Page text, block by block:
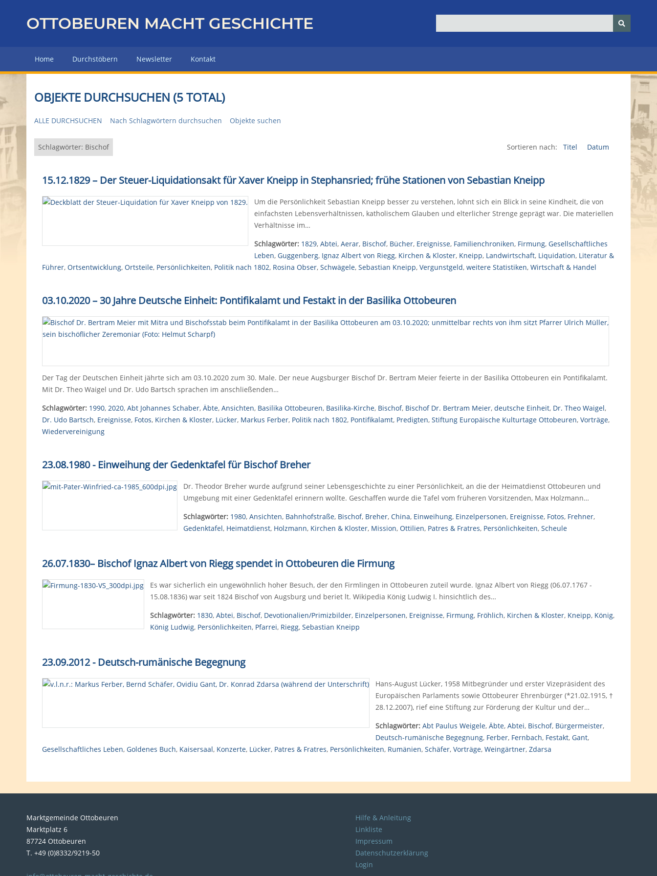
z
r
H
u
p
e
OTTOBEUREN MACHT GESCHICHTE
Home Durchstöbern Newsletter Kontakt
OBJEKTE DURCHSUCHEN (5 TOTAL)
ALLE DURCHSUCHEN Nach Schlagwörtern durchsuchen Objekte suchen
Schlagwörter: Bischof Sortieren nach: Titel Datum
15.12.1829 – Der Steuer-Liquidationsakt für Xaver Kneipp in Stephansried; frühe Stationen von Sebastian Kneipp
Um die Persönlichkeit Sebastian Kneipp besser zu verstehen, lohnt sich ein Blick in seine Kindheit, die von
einfachsten Lebensverhältnissen, katholischem Glauben und elterlicher Strenge geprägt war. Die materiellen
Verhältnisse im…
Schlagwörter: 1829, Abtei, Aerar, Bischof, Bücher, Ereignisse, Familienchroniken, Firmung, Gesellschaftliches
Leben, Guggenberg, Ignaz Albert von Riegg, Kirchen & Kloster, Kneipp, Landwirtschaft, Liquidation, Literatur &
Führer, Ortsentwicklung, Ortsteile, Persönlichkeiten, Politik nach 1802, Rosina Obser, Schwägele, Sebastian Kneipp, Vergunstgeld, weitere Statistiken, Wirtschaft & Handel
03.10.2020 – 30 Jahre Deutsche Einheit: Pontifikalamt und Festakt in der Basilika Ottobeuren
Der Tag der Deutschen Einheit jährte sich am 03.10.2020 zum 30. Male. Der neue Augsburger Bischof Dr. Bertram Meier feierte in der Basilika Ottobeuren ein Pontifikalamt.
Mit Dr. Theo Waigel und Dr. Udo Bartsch sprachen im anschließenden…
Schlagwörter: 1990, 2020, Abt Johannes Schaber, Äbte, Ansichten, Basilika Ottobeuren, Basilika-Kirche, Bischof, Bischof Dr. Bertram Meier, deutsche Einheit, Dr. Theo Waigel,
Dr. Udo Bartsch, Ereignisse, Fotos, Kirchen & Kloster, Lücker, Markus Ferber, Politik nach 1802, Pontifikalamt, Predigten, Stiftung Europäische Kulturtage Ottobeuren, Vorträge,
Wiedervereinigung
23.08.1980 - Einweihung der Gedenktafel für Bischof Breher
Dr. Theodor Breher wurde aufgrund seiner Lebensgeschichte zu einer Persönlichkeit, an die der Heimatdienst Ottobeuren und
Umgebung mit einer Gedenktafel erinnern wollte. Geschaffen wurde die Tafel vom früheren Vorsitzenden, Max Holzmann…
Schlagwörter: 1980, Ansichten, Bahnhofstraße, Bischof, Breher, China, Einweihung, Einzelpersonen, Ereignisse, Fotos, Frehner,
Gedenktafel, Heimatdienst, Holzmann, Kirchen & Kloster, Mission, Ottilien, Patres & Fratres, Persönlichkeiten, Scheule
26.07.1830–Bischof Ignaz Albert von Riegg spendet in Ottobeuren die Firmung
Es war sicherlich ein ungewöhnlich hoher Besuch, der den Firmlingen in Ottobeuren zuteil wurde. Ignaz Albert von Riegg (06.07.1767 -
15.08.1836) war seit 1824 Bischof von Augsburg und beriet lt. Wikipedia König Ludwig I. hinsichtlich des…
Schlagwörter: 1830, Abtei, Bischof, Devotionalien/Primizbilder, Einzelpersonen, Ereignisse, Firmung, Fröhlich, Kirchen & Kloster, Kneipp, König,
König Ludwig, Persönlichkeiten, Pfarrei, Riegg, Sebastian Kneipp
23.09.2012 - Deutsch-rumänische Begegnung
Hans-August Lücker, 1958 Mitbegründer und erster Vizepräsident des
Europäischen Parlaments sowie Ottobeurer Ehrenbürger (*21.02.1915, †
28.12.2007), rief eine Stiftung zur Förderung der Kultur und der…
Schlagwörter: Abt Paulus Weigele, Äbte, Abtei, Bischof, Bürgermeister,
Deutsch-rumänische Begegnung, Ferber, Fernbach, Festakt, Gant,
Gesellschaftliches Leben, Goldenes Buch, Kaisersaal, Konzerte, Lücker, Patres & Fratres, Persönlichkeiten, Rumänien, Schäfer, Vorträge, Weingärtner, Zdarsa
Marktgemeinde Ottobeuren
Marktplatz 6
87724 Ottobeuren
T. +49 (0)8332/9219-50
Hilfe & Anleitung
Linkliste
Impressum
Datenschutzerklärung
Login